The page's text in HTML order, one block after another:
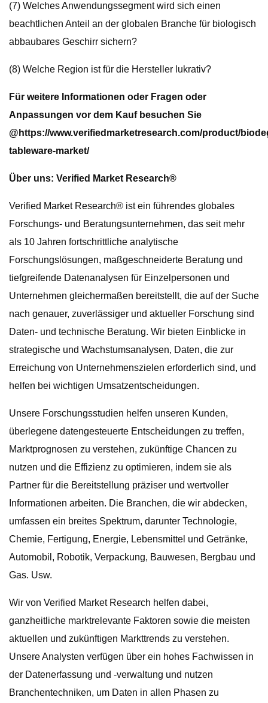
(7) Welches Anwendungssegment wird sich einen
beachtlichen Anteil an der globalen Branche für biologisch
abbaubares Geschirr sichern?
(8) Welche Region ist für die Hersteller lukrativ?
Für weitere Informationen oder Fragen oder
Anpassungen vor dem Kauf besuchen Sie
@ https://www.verifiedmarketresearch.com/product/
tableware-market/
Über uns: Verified Market Research®
Verified Market Research® ist ein führendes globales
Forschungs- und Beratungsunternehmen, das seit mehr
als 10 Jahren fortschrittliche analytische
Forschungslösungen, maßgeschneiderte Beratung und
tiefgreifende Datenanalysen für Einzelpersonen und
Unternehmen gleichermaßen bereitstellt, die auf der Suche
nach genauer, zuverlässiger und aktueller Forschung sind
Daten- und technische Beratung. Wir bieten Einblicke in
strategische und Wachstumsanalysen, Daten, die zur
Erreichung von Unternehmenszielen erforderlich sind, und
helfen bei wichtigen Umsatzentscheidungen.
Unsere Forschungsstudien helfen unseren Kunden,
überlegene datengesteuerte Entscheidungen zu treffen,
Marktprognosen zu verstehen, zukünftige Chancen zu
nutzen und die Effizienz zu optimieren, indem sie als
Partner für die Bereitstellung präziser und wertvoller
Informationen arbeiten. Die Branchen, die wir abdecken,
umfassen ein breites Spektrum, darunter Technologie,
Chemie, Fertigung, Energie, Lebensmittel und Getränke,
Automobil, Robotik, Verpackung, Bauwesen, Bergbau und
Gas. Usw.
Wir von Verified Market Research helfen dabei,
ganzheitliche marktrelevante Faktoren sowie die meisten
aktuellen und zukünftigen Markttrends zu verstehen.
Unsere Analysten verfügen über ein hohes Fachwissen in
der Datenerfassung und -verwaltung und nutzen
Branchentechniken, um Daten in allen Phasen zu